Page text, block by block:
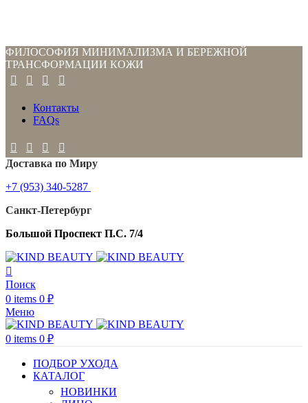
ФИЛОСОФИЯ МИНИМАЛИЗМА И БЕРЕЖНОЙ
ТРАНСФОРМАЦИИ КОЖИ
Контакты
FAQs
Доставка по Миру
+7 (953) 340-5287
Санкт-Петербург
Большой Проспект П.С. 7/4
Поиск
0 items 0 ₽
Меню
0 items 0 ₽
ПОДБОР УХОДА
КАТАЛОГ
НОВИНКИ